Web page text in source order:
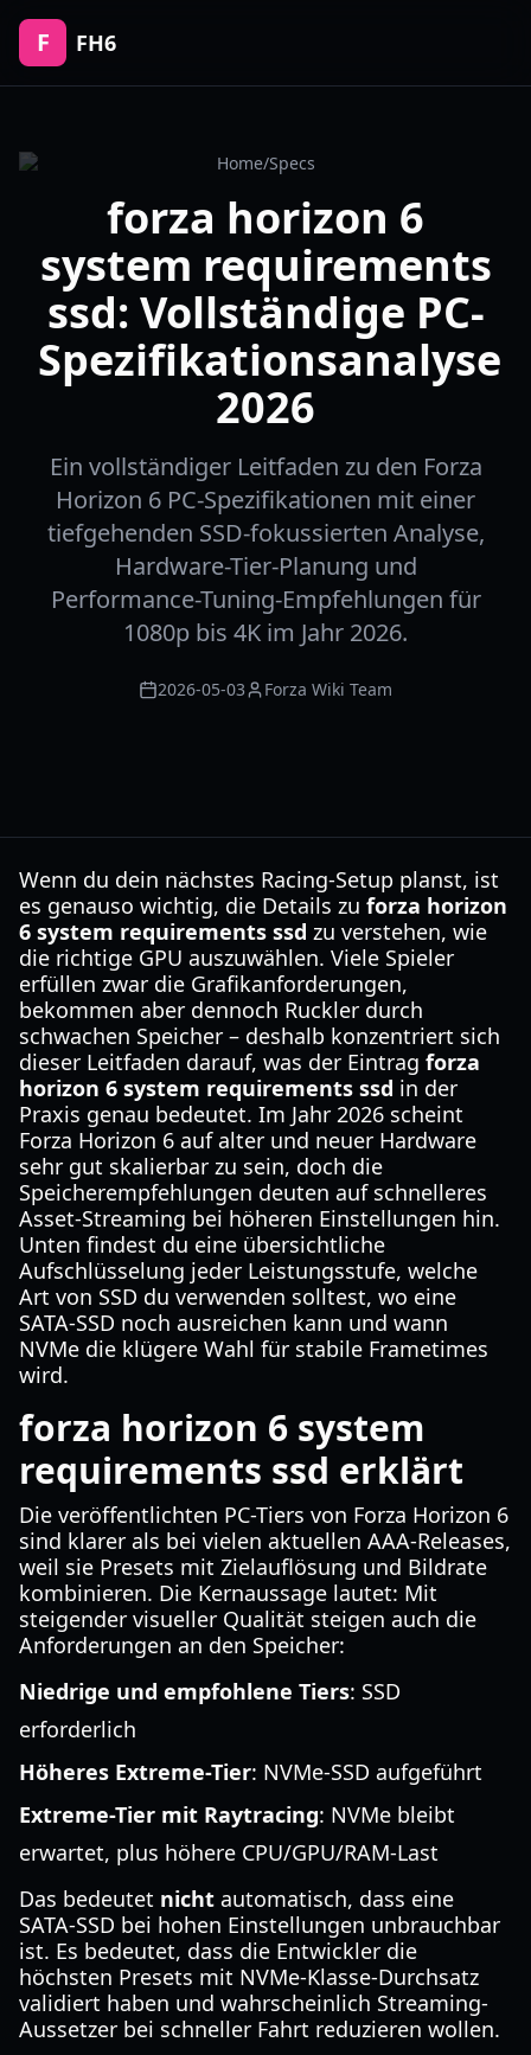
F FH6
Home/Specs
forza horizon 6
system requirements
ssd: Vollständige PC-
Spezifikationsanalyse
2026
Ein vollständiger Leitfaden zu den Forza
Horizon 6 PC-Spezifikationen mit einer
tiefgehenden SSD-fokussierten Analyse,
Hardware-Tier-Planung und
Performance-Tuning-Empfehlungen für
1080p bis 4K im Jahr 2026.
2026-05-03 Forza Wiki Team
Wenn du dein nächstes Racing-Setup planst, ist
es genauso wichtig, die Details zu forza horizon
6 system requirements ssd zu verstehen, wie
die richtige GPU auszuwählen. Viele Spieler
erfüllen zwar die Grafikanforderungen,
bekommen aber dennoch Ruckler durch
schwachen Speicher – deshalb konzentriert sich
dieser Leitfaden darauf, was der Eintrag forza
horizon 6 system requirements ssd in der
Praxis genau bedeutet. Im Jahr 2026 scheint
Forza Horizon 6 auf alter und neuer Hardware
sehr gut skalierbar zu sein, doch die
Speicherempfehlungen deuten auf schnelleres
Asset-Streaming bei höheren Einstellungen hin.
Unten findest du eine übersichtliche
Aufschlüsselung jeder Leistungsstufe, welche
Art von SSD du verwenden solltest, wo eine
SATA-SSD noch ausreichen kann und wann
NVMe die klügere Wahl für stabile Frametimes
wird.
forza horizon 6 system
requirements ssd erklärt
Die veröffentlichten PC-Tiers von Forza Horizon 6
sind klarer als bei vielen aktuellen AAA-Releases,
weil sie Presets mit Zielauflösung und Bildrate
kombinieren. Die Kernaussage lautet: Mit
steigender visueller Qualität steigen auch die
Anforderungen an den Speicher:
Niedrige und empfohlene Tiers: SSD
erforderlich
Höheres Extreme-Tier: NVMe-SSD aufgeführt
Extreme-Tier mit Raytracing: NVMe bleibt
erwartet, plus höhere CPU/GPU/RAM-Last
Das bedeutet nicht automatisch, dass eine
SATA-SSD bei hohen Einstellungen unbrauchbar
ist. Es bedeutet, dass die Entwickler die
höchsten Presets mit NVMe-Klasse-Durchsatz
validiert haben und wahrscheinlich Streaming-
Aussetzer bei schneller Fahrt reduzieren wollen.